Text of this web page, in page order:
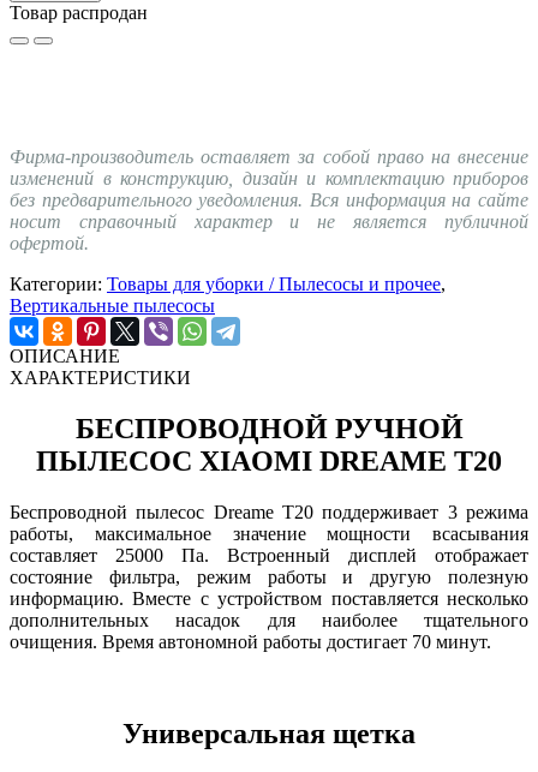
Товар распродан
Фирма-производитель оставляет за собой право на внесение
изменений в конструкцию, дизайн и комплектацию приборов
без предварительного уведомления. Вся информация на сайте
носит справочный характер и не является публичной
офертой.
Категории: Товары для уборки / Пылесосы и прочее,
Вертикальные пылесосы
ОПИСАНИЕ
ХАРАКТЕРИСТИКИ
БЕСПРОВОДНОЙ РУЧНОЙ
ПЫЛЕСОС XIAOMI DREAME T20
Беспроводной пылесос Dreame T20 поддерживает 3 режима
работы, максимальное значение мощности всасывания
составляет 25000 Па. Встроенный дисплей отображает
состояние фильтра, режим работы и другую полезную
информацию. Вместе с устройством поставляется несколько
дополнительных насадок для наиболее тщательного
очищения. Время автономной работы достигает 70 минут.
Универсальная щетка